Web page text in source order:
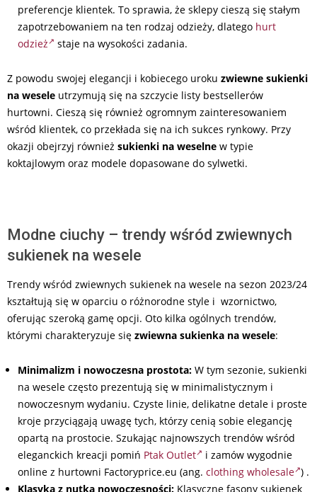
preferencje klientek. To sprawia, że sklepy cieszą się stałym
zapotrzebowaniem na ten rodzaj odzieży, dlatego hurt
odzież
staje na wysokości zadania.
Z powodu swojej elegancji i kobiecego uroku zwiewne sukienki
na wesele utrzymują się na szczycie listy bestsellerów
hurtowni. Cieszą się również ogromnym zainteresowaniem
wśród klientek, co przekłada się na ich sukces rynkowy. Przy
okazji obejrzyj również sukienki na weselne w typie
koktajlowym oraz modele dopasowane do sylwetki.
Modne ciuchy – trendy wśród zwiewnych
sukienek na wesele
Trendy wśród zwiewnych sukienek na wesele na sezon 2023/24
kształtują się w oparciu o różnorodne style i wzornictwo,
oferując szeroką gamę opcji. Oto kilka ogólnych trendów,
którymi charakteryzuje się zwiewna sukienka na wesele:
Minimalizm i nowoczesna prostota: W tym sezonie, sukienki
na wesele często prezentują się w minimalistycznym i
nowoczesnym wydaniu. Czyste linie, delikatne detale i proste
kroje przyciągają uwagę tych, którzy cenią sobie elegancję
opartą na prostocie. Szukając najnowszych trendów wśród
eleganckich kreacji pomiń Ptak Outlet
i zamów wygodnie
online z hurtowni Factoryprice.eu (ang. clothing wholesale ) .
Klasyka z nutką nowoczesności: Klasyczne fasony sukienek